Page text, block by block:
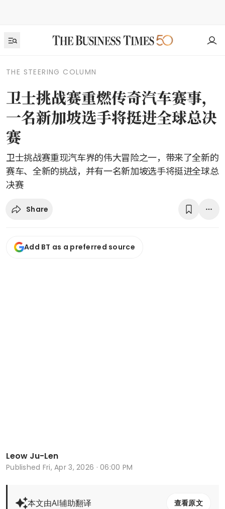
THE STEERING COLUMN
卫士挑战赛重燃传奇汽车赛事，
一名新加坡选手将挺进全球总决
赛
卫士挑战赛重现汽车界的伟大冒险之一，带来了全新的
赛车、全新的挑战，并有一名新加坡选手将挺进全球总
决赛
Share
Add BT as a preferred source
Leow Ju-Len
Published Fri, Apr 3, 2026 · 06:00 PM
本文由AI辅助翻译 查看原文